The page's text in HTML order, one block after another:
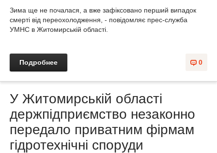
Зима ще не почалася, а вже зафіксовано перший випадок
смерті від переохолодження, - повідомляє прес-служба
УМНС в Житомирській області.
0
Подробнее
У Житомирській області
держпідприємство незаконно
передало приватним фірмам
гідротехнічні споруди